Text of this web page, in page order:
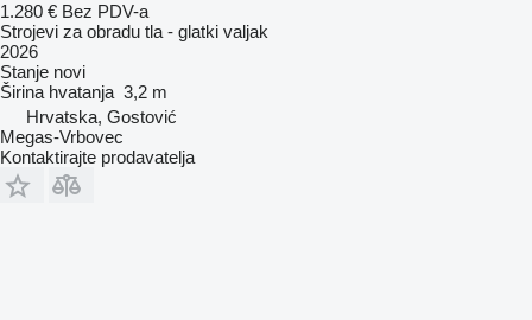
1.280 € Bez PDV-a
Strojevi za obradu tla - glatki valjak
2026
Stanje novi
Širina hvatanja 3,2 m
Hrvatska, Gostović
Megas-Vrbovec
Kontaktirajte prodavatelja